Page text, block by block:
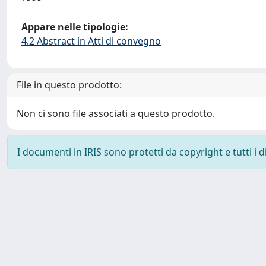
Appare nelle tipologie:
4.2 Abstract in Atti di convegno
File in questo prodotto:
Non ci sono file associati a questo prodotto.
I documenti in IRIS sono protetti da copyright e tutti i